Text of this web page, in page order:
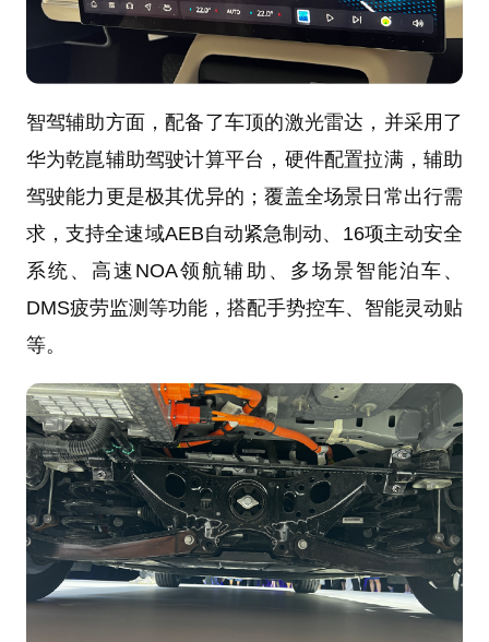
智驾辅助方面，配备了车顶的激光雷达，并采用了
华为乾崑辅助驾驶计算平台，硬件配置拉满，辅助
驾驶能力更是极其优异的；覆盖全场景日常出行需
求，支持全速域AEB自动紧急制动、16项主动安全
系统、高速NOA领航辅助、多场景智能泊车、
DMS疲劳监测等功能，搭配手势控车、智能灵动贴
等。